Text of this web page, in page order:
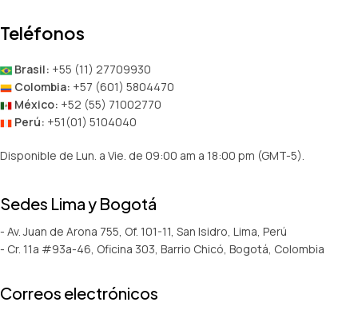
Teléfonos
Brasil: +55 (11) 27709930
Colombia: +57 (601) 5804470
México: +52 (55) 71002770
Perú: +51(01) 5104040
Disponible de Lun. a Vie. de 09:00 am a 18:00 pm (GMT-5).
Sedes Lima y Bogotá
- Av. Juan de Arona 755, Of. 101-11, San Isidro, Lima, Perú
- Cr. 11a #93a-46, Oficina 303, Barrio Chicó, Bogotá, Colombia
Correos electrónicos